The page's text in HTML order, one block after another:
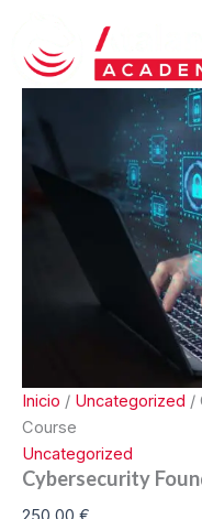
contenido
Inicio / Uncategorized /
Course
Uncategorized
Cybersecurity
Foundations:
Paid
Course